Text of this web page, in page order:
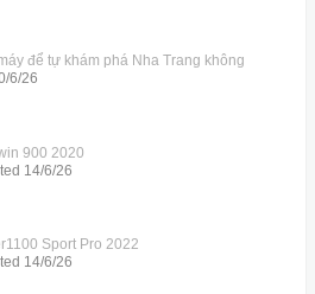
để tự khám phá Nha Trang không
6/26
900 2020
14/6/26
Sport Pro 2022
14/6/26